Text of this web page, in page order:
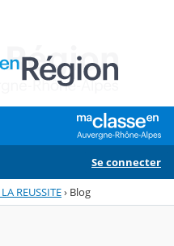
Se connecter
REUSSITE› Blog